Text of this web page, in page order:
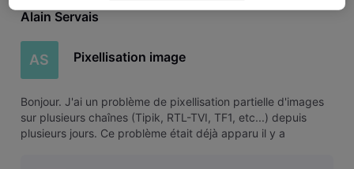
Alain Servais
AS Pixellisation image
Bonjour. J'ai un problème de pixellisation partielle d'images
sur plusieurs chaînes (Tipik, RTL-TVI, TF1, etc...) depuis
plusieurs jours. Ce problème était déjà apparu il y a